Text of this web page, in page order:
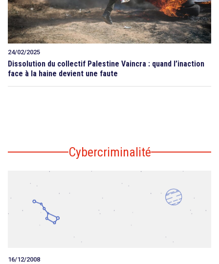
24/02/2025
Dissolution du collectif Palestine Vaincra : quand l’inaction
face à la haine devient une faute
Cybercriminalité
16/12/2008